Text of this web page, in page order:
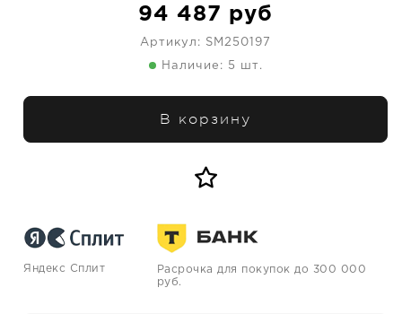
94 487 руб
Артикул: SM250197
Наличие: 5 шт.
В корзину
Яндекс Сплит
Расрочка для покупок до 300 000
руб.